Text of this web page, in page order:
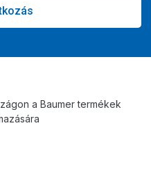
a Baumer termékek